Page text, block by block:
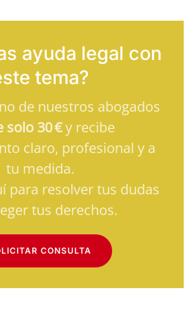
ayuda legal con
tema?
de nuestros abogados
solo 30 €y recibe
claro, profesional y a
tu medida.
para resolver tus dudas
tus derechos.
CONSULTA